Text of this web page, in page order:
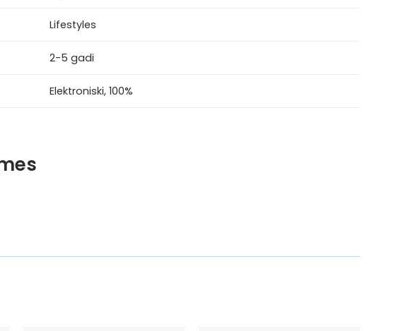
Lifestyles
2-5 gadi
Elektroniski, 100%